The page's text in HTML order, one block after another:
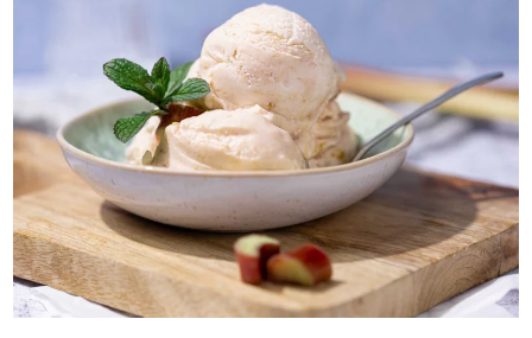
CARB
RHABARBERSIRUP